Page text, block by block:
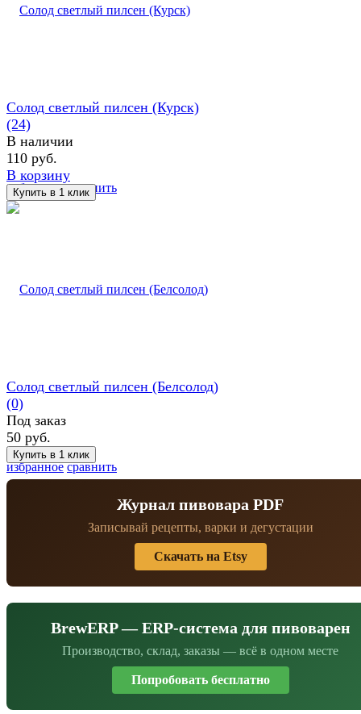
избранное сравнить
Солод светлый пилсен (Курск)
(24)
В наличии
110 руб.
В корзину
избранное сравнить
Солод светлый пилсен (Белсолод)
(0)
Под заказ
50 руб.
Журнал пивовара PDF
Записывай рецепты, варки и дегустации
Скачать на Etsy
BrewERP — ERP-система для пивоварен
Производство, склад, заказы — всё в одном месте
Попробовать бесплатно